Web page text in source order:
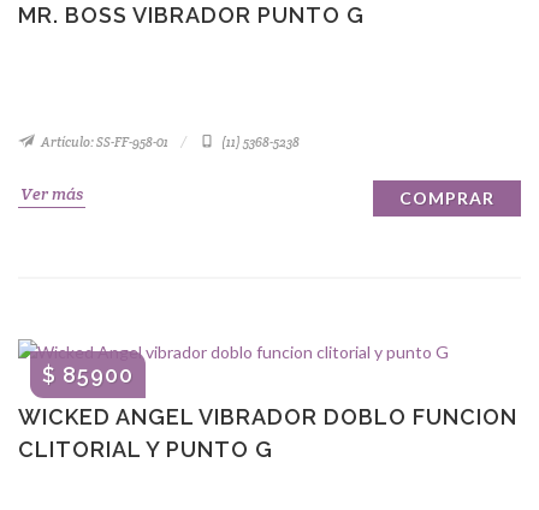
MR. BOSS VIBRADOR PUNTO G
Artículo: SS-FF-958-01 (11) 5368-5238
Ver más COMPRAR
WICKED ANGEL VIBRADOR DOBLO FUNCION
CLITORIAL Y PUNTO G
$ 85900